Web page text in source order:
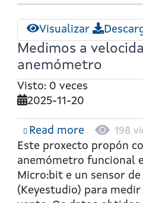
Visualizar
Medimos a
anemómetro
Visto: 0 veces
2025-11-20
Read moreabout
Medimos
a
velocidade
do
198
Este proxecto propón
anemómetro funcional
Micro:bit e un sensor
(Keyestudio) para